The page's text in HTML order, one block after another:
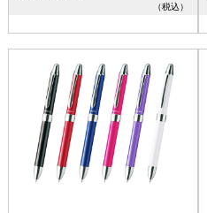
（税込）